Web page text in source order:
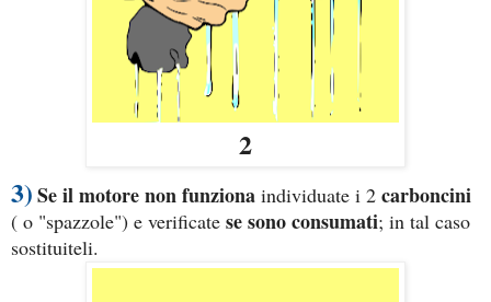
2
3)Se il motore non funziona individuate i 2 carboncini
( o "spazzole") e verificate se sono consumati; in tal caso
sostituiteli.